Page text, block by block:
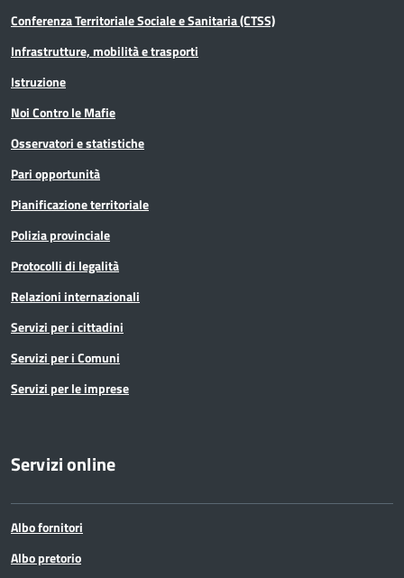
Conferenza Territoriale Sociale e Sanitaria (CTSS)
Infrastrutture, mobilità e trasporti
Istruzione
Noi Contro le Mafie
Osservatori e statistiche
Pari opportunità
Pianificazione territoriale
Polizia provinciale
Protocolli di legalità
Relazioni internazionali
Servizi per i cittadini
Servizi per i Comuni
Servizi per le imprese
Servizi online
Albo fornitori
Albo pretorio